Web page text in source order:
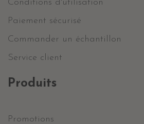
Conditions d'utilisation
Paiement sécurisé
Commander un échantillon
Service client
Produits
Promotions